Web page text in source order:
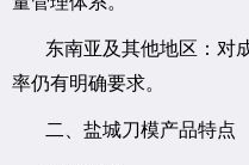
东南亚及其他地区：对
率仍有明确要求。
二、盐城刀模产品特点